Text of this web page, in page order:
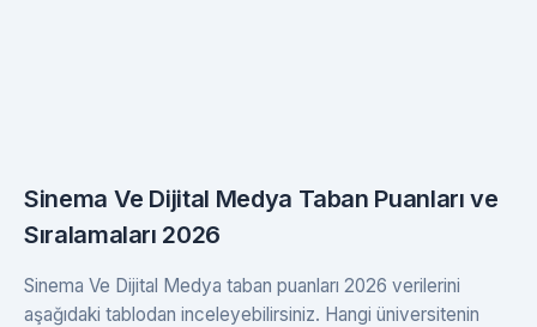
Sinema Ve Dijital Medya Taban Puanları ve
Sıralamaları 2026
Sinema Ve Dijital Medya taban puanları 2026 verilerini
aşağıdaki tablodan inceleyebilirsiniz. Hangi üniversitenin